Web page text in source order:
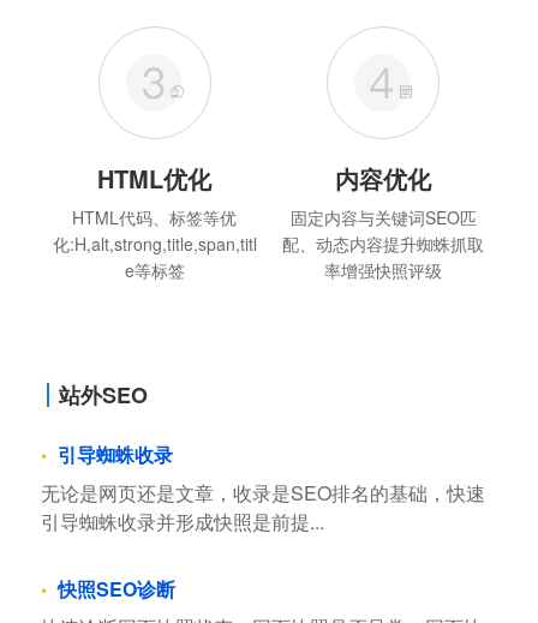
HTML优化
HTML代码、标签等优
化:H,alt,strong,title,span,titl
e等标签
内容优化
固定内容与关键词SEO匹
配、动态内容提升蜘蛛抓取
率增强快照评级
站外SEO
引导蜘蛛收录
无论是网页还是文章，收录是SEO排名的基础，快速
引导蜘蛛收录并形成快照是前提...
快照SEO诊断